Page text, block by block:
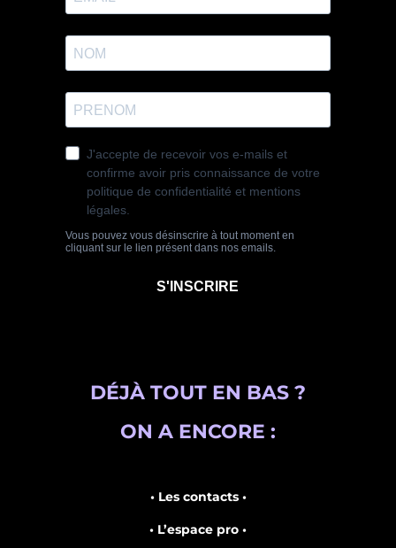
DÉJÀ TOUT EN BAS ?
ON A ENCORE :
• Les contacts •
• L’espace pro •